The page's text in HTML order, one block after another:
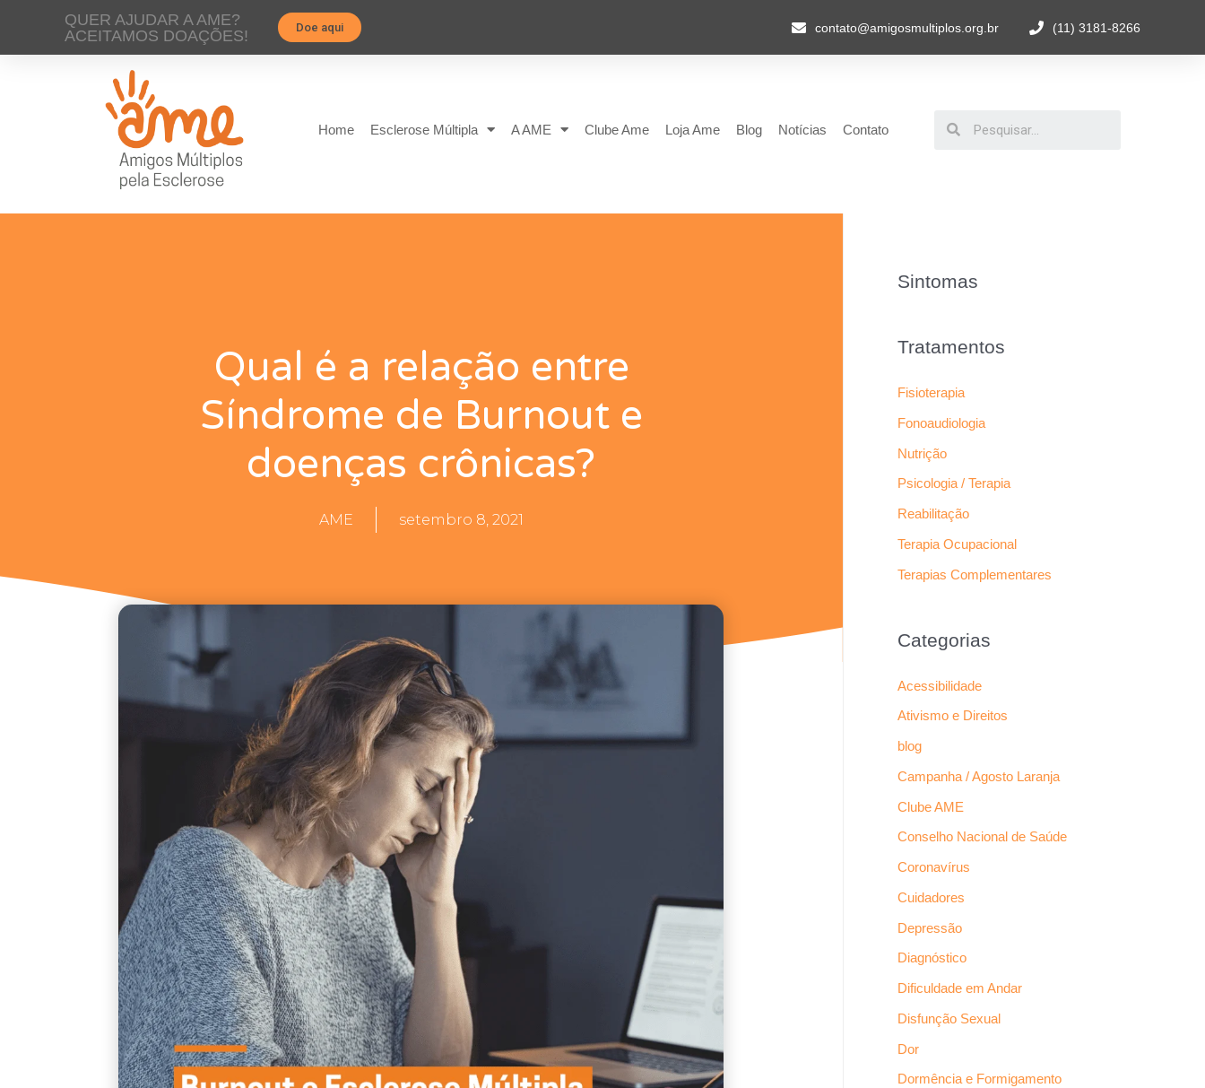
QUER AJUDAR A AME?
ACEITAMOS DOAÇÕES!
Doe aqui contato@amigosmultiplos.org.br (11) 3181-8266
Home Esclerose Múltipla A AME Clube Ame Loja Ame Blog Notícias Contato
Qual é a relação entre
Síndrome de Burnout e
doenças crônicas?
AME setembro 8, 2021
Sintomas
Tratamentos
Fisioterapia
Fonoaudiologia
Nutrição
Psicologia / Terapia
Reabilitação
Terapia Ocupacional
Terapias Complementares
Categorias
Acessibilidade
Ativismo e Direitos
blog
Campanha / Agosto Laranja
Clube AME
Conselho Nacional de Saúde
Coronavírus
Cuidadores
Depressão
Diagnóstico
Dificuldade em Andar
Disfunção Sexual
Dor
Dormência e Formigamento